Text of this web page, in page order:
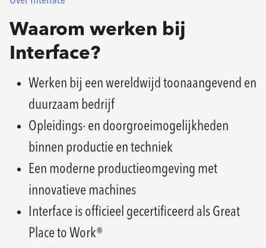
Waarom werken bij
Interface?
Werken bij een wereldwijd toonaangevend en
duurzaam bedrijf
Opleidings- en doorgroeimogelijkheden
binnen productie en techniek
Een moderne productieomgeving met
innovatieve machines
Interface is officieel gecertificeerd als Great
Place to Work®